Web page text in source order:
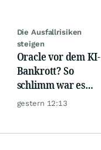
Die Ausfallrisiken
steigen
Oracle vor dem KI-
Bankrott? So
schlimm war es
noch nie!
gestern 12:13